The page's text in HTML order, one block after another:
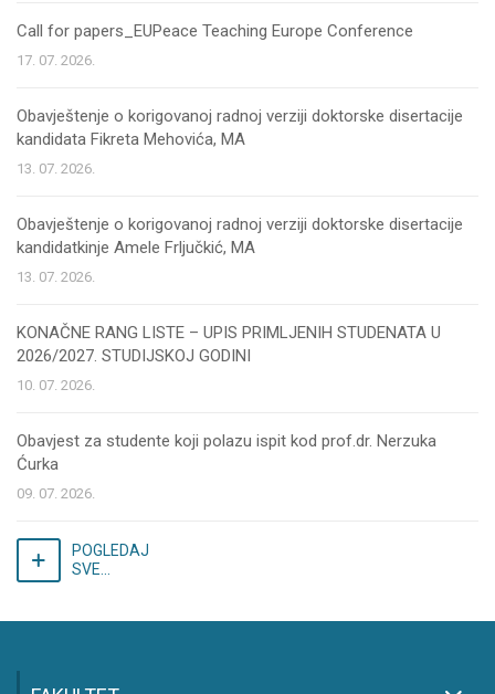
Call for papers_EUPeace Teaching Europe Conference
17. 07. 2026.
Obavještenje o korigovanoj radnoj verziji doktorske disertacije
kandidata Fikreta Mehovića, MA
13. 07. 2026.
Obavještenje o korigovanoj radnoj verziji doktorske disertacije
kandidatkinje Amele Frljučkić, MA
13. 07. 2026.
KONAČNE RANG LISTE – UPIS PRIMLJENIH STUDENATA U
2026/2027. STUDIJSKOJ GODINI
10. 07. 2026.
Obavjest za studente koji polazu ispit kod prof.dr. Nerzuka
Ćurka
09. 07. 2026.
POGLEDAJ
SVE...